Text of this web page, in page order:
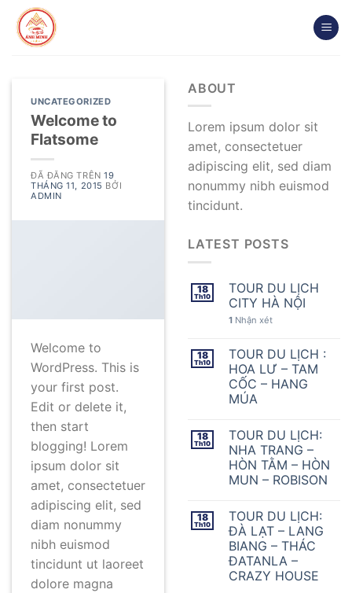
Chuyển
đến
UNCATEGORIZED
Welcome to
Flatsome
ĐÃ ĐĂNG TRÊN19
THÁNG 11, 2015 BỞI
ADMIN
Welcome to
WordPress. This is
your first post.
Edit or delete it,
then start
blogging! Lorem
ipsum dolor sit
amet, consectetuer
adipiscing elit, sed
diam nonummy
nibh euismod
tincidunt ut laoreet
dolore magna
ABOUT
Lorem ipsum dolor sit
amet, consectetuer
adipiscing elit, sed diam
nonummy nibh euismod
tincidunt.
LATEST POSTS
18
Th10
TOUR DU LỊCH
CITY HÀ NỘI
1 Nhận xét
18
Th10
TOUR DU LỊCH :
HOA LƯ – TAM
CỐC – HANG
MÚA
18
Th10
TOUR DU LỊCH:
NHA TRANG –
HÒN TẰM – HÒN
MUN – ROBISON
18
Th10
TOUR DU LỊCH:
ĐÀ LẠT – LANG
BIANG – THÁC
ĐATANLA –
CRAZY HOUSE